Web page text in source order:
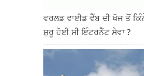
ਵਰਲਡ ਵਾਈਡ ਵੈੱਬ ਦੀ ਖੋਜ ਤੋਂ
ਸ਼ੁਰੂ ਹੋਈ ਸੀ ਇੰਟਰਨੈੱਟ ਸੇਵਾ ?